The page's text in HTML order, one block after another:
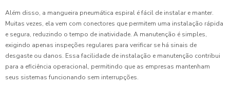
Além disso, a mangueira pneumática espiral é fácil de instalar e manter.
Muitas vezes, ela vem com conectores que permitem uma instalação rápida
e segura, reduzindo o tempo de inatividade. A manutenção é simples,
exigindo apenas inspeções regulares para verificar se há sinais de
desgaste ou danos. Essa facilidade de instalação e manutenção contribui
para a eficiência operacional, permitindo que as empresas mantenham
seus sistemas funcionando sem interrupções.